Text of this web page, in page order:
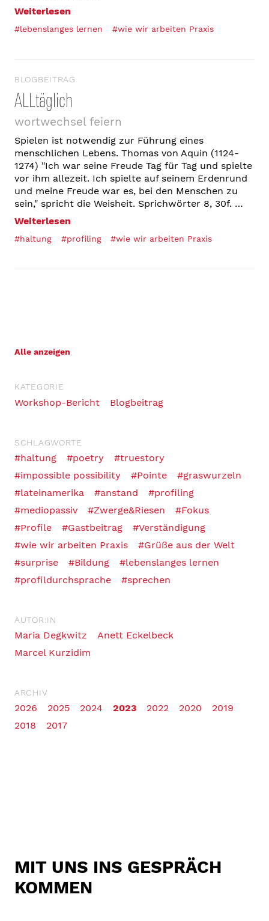
Weiterlesen
#lebenslanges lernen #wie wir arbeiten Praxis
BLOGBEITRAG
ALLtäglich
wortwechsel feiern
Spielen ist notwendig zur Führung eines
menschlichen Lebens. Thomas von Aquin (1124-
1274) "Ich war seine Freude Tag für Tag und spielte
vor ihm allezeit. Ich spielte auf seinem Erdenrund
und meine Freude war es, bei den Menschen zu
sein," spricht die Weisheit. Sprichwörter 8, 30f. …
Weiterlesen
#haltung #profiling #wie wir arbeiten Praxis
Alle anzeigen
KATEGORIE
Workshop-Bericht Blogbeitrag
SCHLAGWORTE
#haltung #poetry
#truestory
#impossible possibility
#Pointe
#graswurzeln
#lateinamerika
#anstand
#profiling
#mediopassiv
#Zwerge&Riesen
#Fokus
#Profile
#Gastbeitrag
#Verständigung
#wie wir arbeiten Praxis
#Grüße aus der Welt
#surprise
#Bildung
#lebenslanges lernen
#profildurchsprache
#sprechen
AUTOR:IN
Maria Degkwitz
Anett Eckelbeck
Marcel Kurzidim
ARCHIV
2026 2025 2024 2023 2022 2020
2019
2018
2017
MIT UNS INS GESPRÄCH
KOMMEN